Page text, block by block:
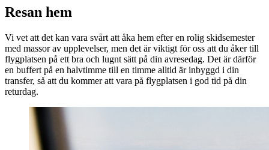
Resan hem
Vi vet att det kan vara svårt att åka hem efter en rolig skidsemester
med massor av upplevelser, men det är viktigt för oss att du åker till
flygplatsen på ett bra och lugnt sätt på din avresedag. Det är därför
en buffert på en halvtimme till en timme alltid är inbyggd i din
transfer, så att du kommer att vara på flygplatsen i god tid på din
returdag.